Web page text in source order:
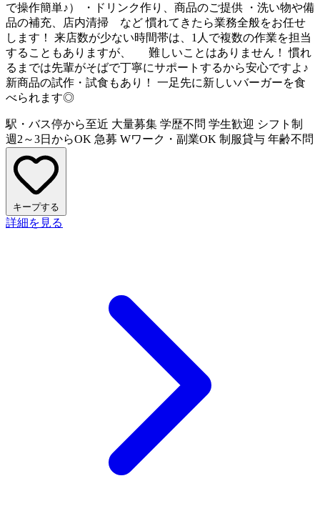
で操作簡単♪） ・ドリンク作り、商品のご提供 ・洗い物や備
品の補充、店内清掃 など 慣れてきたら業務全般をお任せ
します！ 来店数が少ない時間帯は、1人で複数の作業を担当
することもありますが、 難しいことはありません！ 慣れ
るまでは先輩がそばで丁寧にサポートするから安心ですよ♪
新商品の試作・試食もあり！ 一足先に新しいバーガーを食
べられます◎
駅・バス停から至近 大量募集 学歴不問 学生歓迎 シフト制
週2～3日からOK 急募 Wワーク・副業OK 制服貸与 年齢不問
キープする
詳細を見る